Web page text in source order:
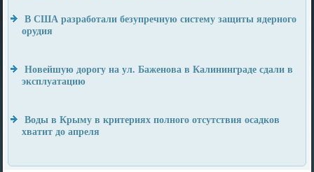
В США разработали безупречную систему защиты ядерного
орудия
Новейшую дорогу на ул. Баженова в Калининграде сдали в
эксплуатацию
Воды в Крыму в критериях полного отсутствия осадков
хватит до апреля